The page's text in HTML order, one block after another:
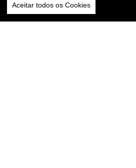
Aceitar todos os Cookies